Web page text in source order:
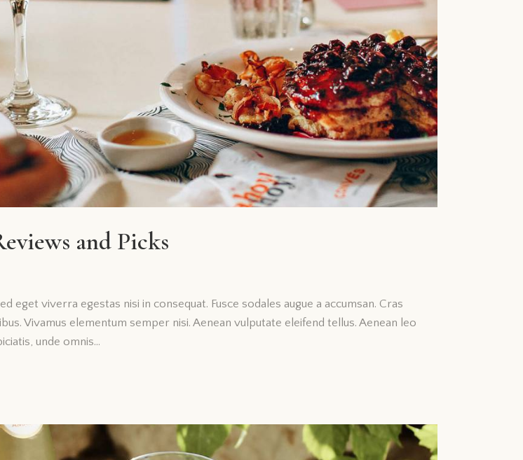
and Picks
eget viverra egestas nisi in consequat. Fusce sodales augue a accumsan. Cras
Vivamus elementum semper nisi. Aenean vulputate eleifend tellus. Aenean leo
unde omnis…